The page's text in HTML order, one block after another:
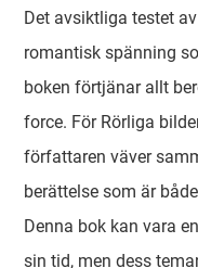
Det avsiktliga testet
romantisk spänning
boken förtjänar allt
force. För Rörliga
författaren väver
berättelse som är
Denna bok kan vara
sin tid, men dess